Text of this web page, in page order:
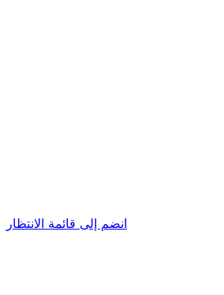
انضم إلى قائمة الانتظار